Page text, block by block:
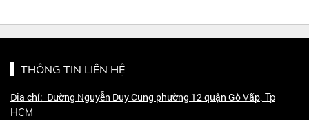
THÔNG TIN LIÊN HỆ
Đia chỉ: Đường Nguyễn Duy Cung phường 12 quận Gò Vấp, Tp
HCM